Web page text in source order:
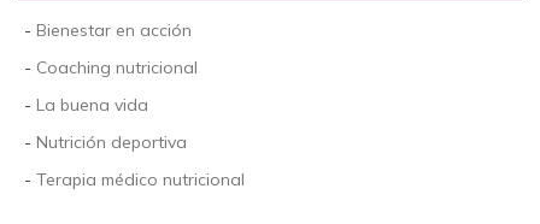
- Bienestar en acción
- Coaching nutricional
- La buena vida
- Nutrición deportiva
- Terapia médico nutricional